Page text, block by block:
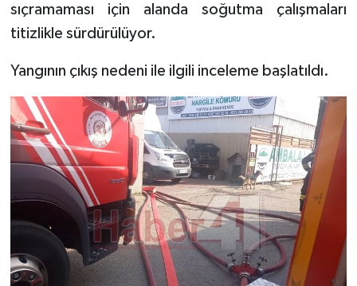
sıçramaması için alanda soğutma çalışmaları
titizlikle sürdürülüyor.
Yangının çıkış nedeni ile ilgili inceleme başlatıldı.